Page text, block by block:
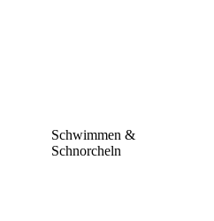
Schwimmen &
Schnorcheln